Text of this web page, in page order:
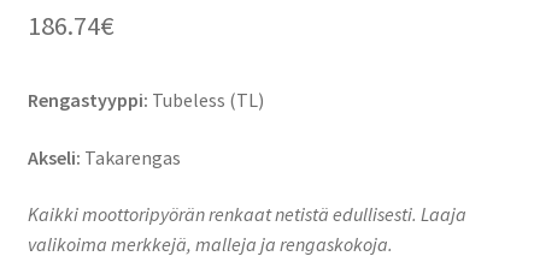
186.74€
Rengastyyppi: Tubeless (TL)
Akseli: Takarengas
Kaikki moottoripyörän renkaat netistä edullisesti. Laaja
valikoima merkkejä, malleja ja rengaskokoja.